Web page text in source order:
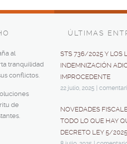
al
tranquilidad
conflictos.
de
ÚLTIMAS
STS 736/2025 Y LOS
INDEMNIZACIÓN
IMPROCEDENTE
22 julio, 2025
NOVEDADES
TODO LO QUE HAY
DECRETO LEY 5/2025